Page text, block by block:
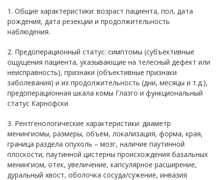
1. Общие характеристики: возраст пациента, пол, дата
рождения, дата резекции и продолжительность
наблюдения.
2. Предоперационный статус: симптомы (субъективные
ощущения пациента, указывающие на телесный дефект или
неисправность), признаки (объективные признаки
заболевания) и их продолжительность (дни, месяцы и т.д.),
предоперационная шкала комы Глазго и функциональный
статус Карнофски.
3. Рентгенологические характеристики: диаметр
менингиомы, размеры, объем, локализация, форма, края,
граница раздела опухоль – мозг, наличие паутинной
плоскости, паутинной цистерны происхождения базальных
менингиом, отек, увеличение, капсулярное расширение,
дуральный хвост, оболочка сосуда/сужение, инвазия